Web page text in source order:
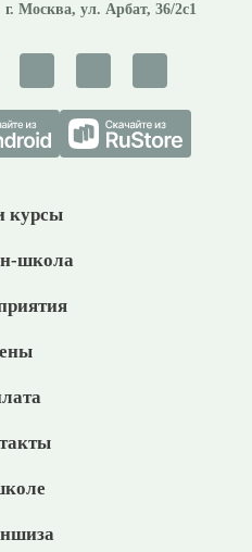
г. Москва, ул. Арбат, 36/2с1
курсы
школа